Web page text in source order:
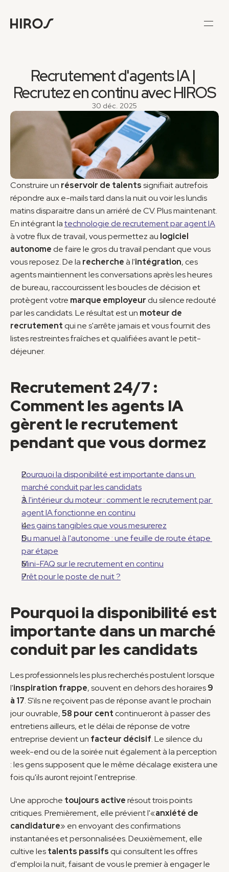
Recrutement d'agents IA |
Recrutez en continu avec HIROS
30 déc. 2025
Construire un réservoir de talents signifiait autrefois
répondre aux e-mails tard dans la nuit ou voir les lundis
matins disparaitre dans un arriéré de CV. Plus maintenant.
En intégrant la technologie de recrutement par agent IA
à votre flux de travail, vous permettez au logiciel
autonome de faire le gros du travail pendant que vous
vous reposez. De la recherche à l'intégration, ces
agents maintiennent les conversations après les heures
de bureau, raccourcissent les boucles de décision et
protègent votre marque employeur du silence redouté
par les candidats. Le résultat est un moteur de
recrutement qui ne s'arrête jamais et vous fournit des
listes restreintes fraîches et qualifiées avant le petit-
déjeuner.
Recrutement 24/7 :
Comment les agents IA
gèrent le recrutement
pendant que vous dormez
Pourquoi la disponibilité est importante dans un
marché conduit par les candidats
À l'intérieur du moteur : comment le recrutement par
agent IA fonctionne en continu
Les gains tangibles que vous mesurerez
Du manuel à l'autonome : une feuille de route étape
par étape
Mini-FAQ sur le recrutement en continu
Prêt pour le poste de nuit ?
Pourquoi la disponibilité est
importante dans un marché
conduit par les candidats
Les professionnels les plus recherchés postulent lorsque
l'inspiration frappe, souvent en dehors des horaires 9
à 17. S'ils ne reçoivent pas de réponse avant le prochain
jour ouvrable, 58 pour cent continueront à passer des
entretiens ailleurs, et le délai de réponse de votre
entreprise devient un facteur décisif. Le silence du
week-end ou de la soirée nuit également à la perception
: les gens supposent que le même décalage existera une
fois qu'ils auront rejoint l'entreprise.
Une approche toujours active résout trois points
critiques. Premièrement, elle prévient l'«anxiété de
candidature» en envoyant des confirmations
instantanées et personnalisées. Deuxièmement, elle
cultive les talents passifs qui consultent les offres
d'emploi la nuit, faisant de vous le premier à engager le